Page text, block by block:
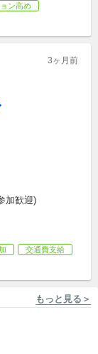
ン高め
3ヶ月前
加歓迎)
交通費支給
もっと見る＞